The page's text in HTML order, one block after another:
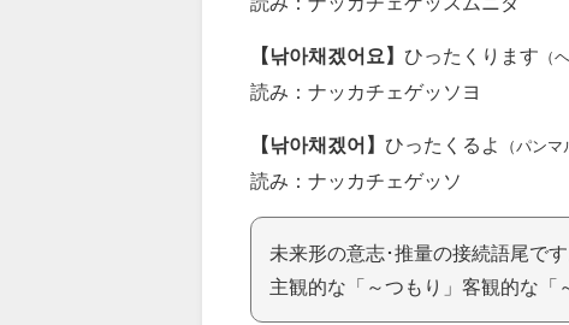
【낚아채겠어요】 ひったくります （
読み：ナッカチェゲッソヨ
【낚아채겠어】 ひったくるよ （パンマ
読み：ナッカチェゲッソ
未来形の意志･推量の接続語尾です
主観的な「～つもり」客観的な「